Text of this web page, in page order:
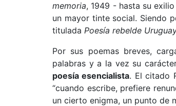
memoria, 1949 - hasta su
un mayor tinte social. Siendo
titulada Poesía rebelde
Por sus poemas breves,
palabras y a la vez su
poesía esencialista. El citado
“cuando escribe, prefiere
un cierto enigma, un punto de